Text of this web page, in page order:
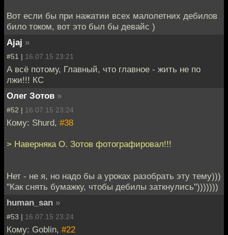
Вот если бы при нажатии всех малолетних дебилов
било током, вот это был бы девайс )
Ajaj »
#51 | 16.07.15 23:21
А всё потому, Главный, что главное - жить не по
лжи!!! КС
Олег Зотов »
#52 | 16.07.15 23:24
Кому: Shurd, #38
> Наверняка О. Зотов фотографировал!!!
Нет - не я, но надо бы а уроках разобрать эту тему)))
"Как снять бумажку, чтобы дебилы заткнулись")))))))
human_san »
#53 | 16.07.15 23:24
Кому: Goblin, #22